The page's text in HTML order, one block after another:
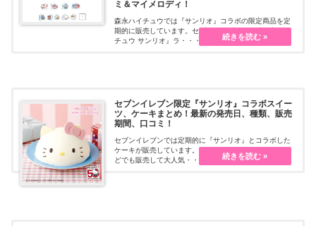
ミ＆マイメロディ！
森永ハイチュウでは『サンリオ』コラボの限定商品を定
期的に販売しています。セブンイレブンでも『森永ハイ
チュウ サンリオ』ラ・・・続きを読む
セブンイレブン限定『サンリオ』コラボスイー
ツ、ケーキまとめ！最新の発売日、種類、販売
期間、口コミ！
セブンイレブンでは定期的に『サンリオ』とコラボした
ケーキが販売しています。イベントやバースデー企画な
どでも販売して大人気・・・続きを読む